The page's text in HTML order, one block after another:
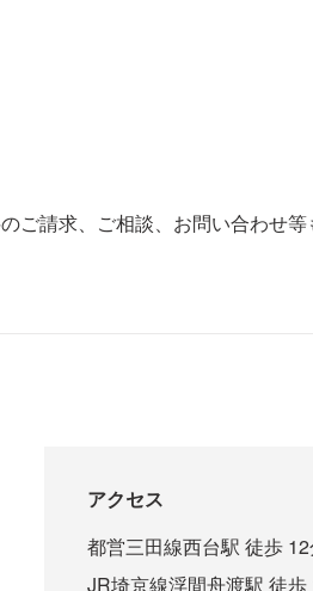
ご請求、ご相談、お問い合わせ
アクセス
都営三田線西台駅 徒歩
JR埼京線浮間舟渡駅 徒歩